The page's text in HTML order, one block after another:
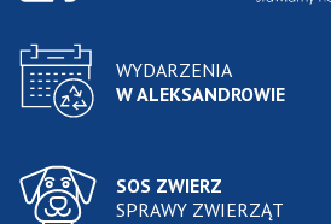
WYDARZENIA
W ALEKSANDROWIE
SOS ZWIERZ
SPRAWY ZWIERZĄT